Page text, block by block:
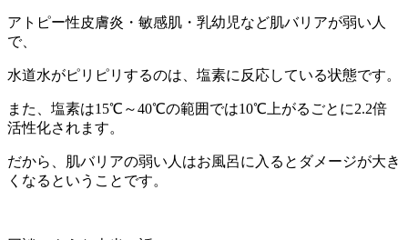
アトピー性皮膚炎・敏感肌・乳幼児など肌バリアが弱い人
で、
水道水がピリピリするのは、塩素に反応している状態です。
また、塩素は15℃～40℃の範囲では10℃上がるごとに2.2倍
活性化されます。
だから、肌バリアの弱い人はお風呂に入るとダメージが大き
くなるということです。